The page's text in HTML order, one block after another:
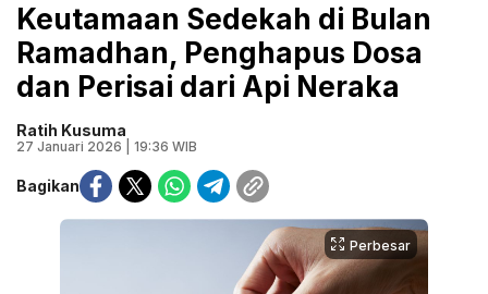
Keutamaan Sedekah di Bulan
Ramadhan, Penghapus Dosa
dan Perisai dari Api Neraka
Ratih Kusuma
27 Januari 2026 | 19:36 WIB
Bagikan
Perbesar